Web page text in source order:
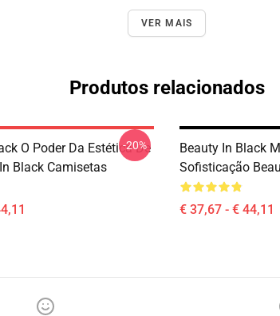
VER MAIS
Produtos relacionados
O Poder Da Estética De
Black Camisetas
-20%
Beauty In Black
Sofisticação
€ 37,67 - € 44,11